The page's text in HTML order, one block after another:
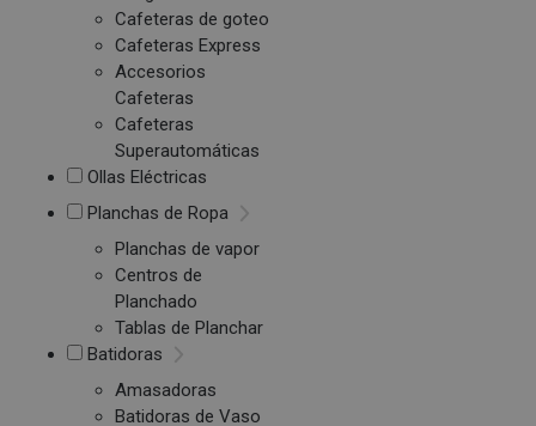
Cafeteras de goteo
Cafeteras Express
Accesorios
Cafeteras
Cafeteras
Superautomáticas
Ollas Eléctricas
Planchas de Ropa
Planchas de vapor
Centros de
Planchado
Tablas de Planchar
Batidoras
Amasadoras
Batidoras de Vaso